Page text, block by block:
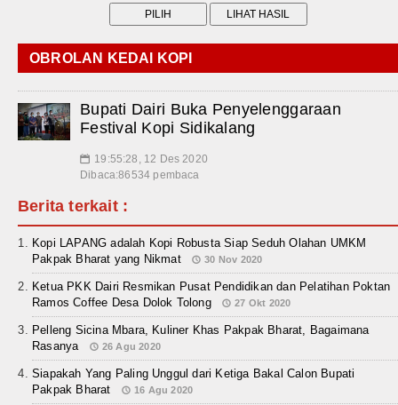
OBROLAN KEDAI KOPI
Bupati Dairi Buka Penyelenggaraan
Festival Kopi Sidikalang
📅 19:55:28, 12 Des 2020
Dibaca:86534 pembaca
Berita terkait :
Kopi LAPANG adalah Kopi Robusta Siap Seduh Olahan UMKM
Pakpak Bharat yang Nikmat
30 Nov 2020
Ketua PKK Dairi Resmikan Pusat Pendidikan dan Pelatihan Poktan
Ramos Coffee Desa Dolok Tolong
27 Okt 2020
Pelleng Sicina Mbara, Kuliner Khas Pakpak Bharat, Bagaimana
Rasanya
26 Agu 2020
Siapakah Yang Paling Unggul dari Ketiga Bakal Calon Bupati
Pakpak Bharat
16 Agu 2020